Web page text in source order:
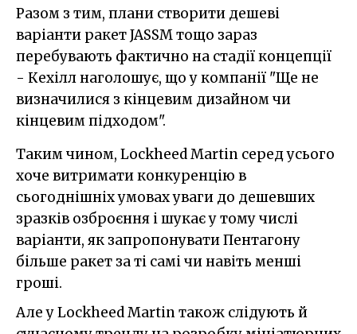
Разом з тим, плани створити дешеві
варіанти ракет JASSM тощо зараз
перебувають фактично на стадії концепції
- Кехілл наголошує, що у компанії "Ще не
визначилися з кінцевим дизайном чи
кінцевим підходом".
Таким чином, Lockheed Martin серед усього
хоче витримати конкуренцію в
сьогоднішніх умовах уваги до дешевших
зразків озброєння і шукає у тому числі
варіанти, як запропонувати Пентагону
більше ракет за ті самі чи навіть менші
гроші.
Але у Lockheed Martin також слідують й